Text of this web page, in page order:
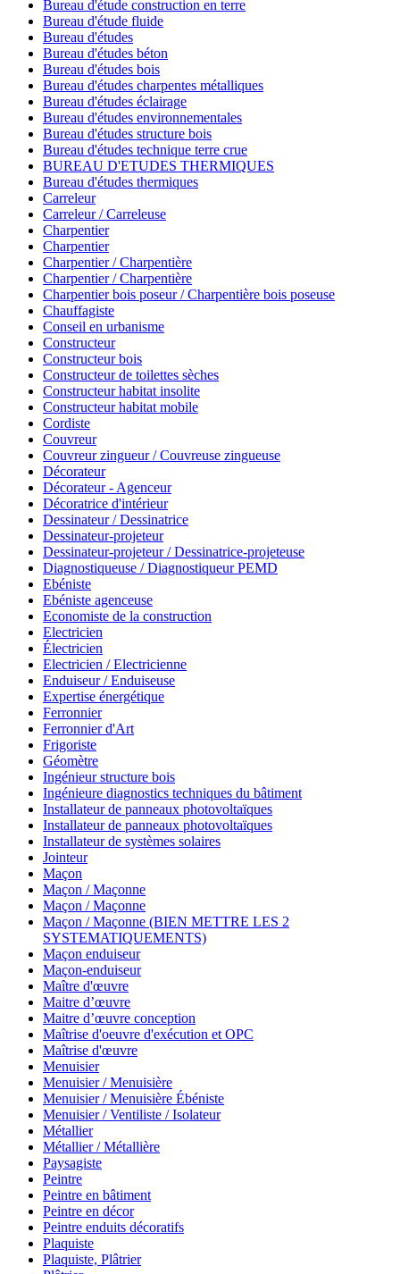
Bureau d'étude construction en terre
Bureau d'étude fluide
Bureau d'études
Bureau d'études béton
Bureau d'études bois
Bureau d'études charpentes métalliques
Bureau d'études éclairage
Bureau d'études environnementales
Bureau d'études structure bois
Bureau d'études technique terre crue
BUREAU D'ETUDES THERMIQUES
Bureau d'études thermiques
Carreleur
Carreleur / Carreleuse
Charpentier
Charpentier
Charpentier / Charpentière
Charpentier / Charpentière
Charpentier bois poseur / Charpentière bois poseuse
Chauffagiste
Conseil en urbanisme
Constructeur
Constructeur bois
Constructeur de toilettes sèches
Constructeur habitat insolite
Constructeur habitat mobile
Cordiste
Couvreur
Couvreur zingueur / Couvreuse zingueuse
Décorateur
Décorateur - Agenceur
Décoratrice d'intérieur
Dessinateur / Dessinatrice
Dessinateur-projeteur
Dessinateur-projeteur / Dessinatrice-projeteuse
Diagnostiqueuse / Diagnostiqueur PEMD
Ebéniste
Ebéniste agenceuse
Economiste de la construction
Electricien
Électricien
Electricien / Electricienne
Enduiseur / Enduiseuse
Expertise énergétique
Ferronnier
Ferronnier d'Art
Frigoriste
Géomètre
Ingénieur structure bois
Ingénieure diagnostics techniques du bâtiment
Installateur de panneaux photovoltaïques
Installateur de panneaux photovoltaïques
Installateur de systèmes solaires
Jointeur
Maçon
Maçon / Maçonne
Maçon / Maçonne
Maçon / Maçonne (BIEN METTRE LES 2
SYSTEMATIQUEMENTS)
Maçon enduiseur
Maçon-enduiseur
Maître d'œuvre
Maitre d’œuvre
Maitre d’œuvre conception
Maîtrise d'oeuvre d'exécution et OPC
Maîtrise d'œuvre
Menuisier
Menuisier / Menuisière
Menuisier / Menuisière Ébéniste
Menuisier / Ventiliste / Isolateur
Métallier
Métallier / Métallière
Paysagiste
Peintre
Peintre en bâtiment
Peintre en décor
Peintre enduits décoratifs
Plaquiste
Plaquiste, Plâtrier